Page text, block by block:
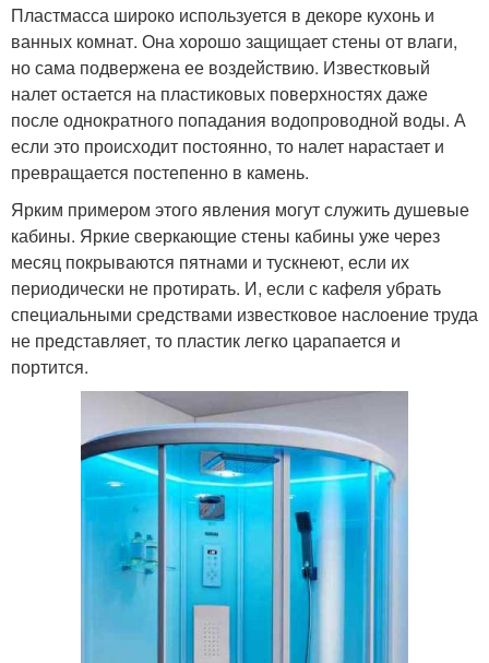
Пластмасса широко используется в декоре кухонь и
ванных комнат. Она хорошо защищает стены от влаги,
но сама подвержена ее воздействию. Известковый
налет остается на пластиковых поверхностях даже
после однократного попадания водопроводной воды. А
если это происходит постоянно, то налет нарастает и
превращается постепенно в камень.
Ярким примером этого явления могут служить душевые
кабины. Яркие сверкающие стены кабины уже через
месяц покрываются пятнами и тускнеют, если их
периодически не протирать. И, если с кафеля убрать
специальными средствами известковое наслоение труда
не представляет, то пластик легко царапается и
портится.